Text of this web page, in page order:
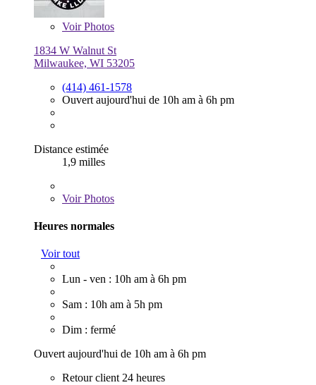
VoirPhotos
1834 W Walnut St
Milwaukee, WI 53205
(414) 461-1578
Ouvert aujourd'hui de 10h am à 6h pm
Distance estimée
1,9 milles
VoirPhotos
Heures normales
Voir tout
Lun - ven : 10h am à 6h pm
Sam : 10h am à 5h pm
Dim : fermé
Ouvert aujourd'hui de 10h am à 6h pm
Retour client 24 heures